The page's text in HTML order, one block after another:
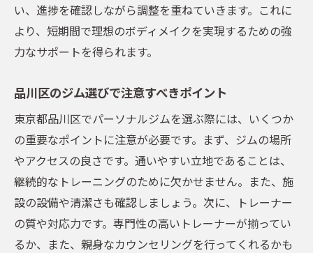
ングの魅力
個々のニーズに応じたプログラム
最新のトレーニング設備とその利点
いアプローチ
成果を保証する科学的アプローチ
身体の変化を感じられる瞬間
コミュニティとの交流がもたらすモチベー
ション
ストレッチとエステを取り入れた新しいボディ
メイクの形
い、進捗を確認しながら調整を重ねていきます。これに
より、短期間で理想のボディメイクを実現するための強
力なサポートを得られます。
品川区のジム選びで注意すべきポイント
東京都品川区でパーソナルジムを選ぶ際には、いくつか
の重要なポイントに注意が必要です。まず、ジムの場所
やアクセスの良さです。通いやすい立地であることは、
継続的なトレーニングのために欠かせません。また、施
設の設備や清潔さも確認しましょう。次に、トレーナー
の質や対応力です。専門性の高いトレーナーが揃ってい
るか、また、親身なカウンセリングを行ってくれるかも